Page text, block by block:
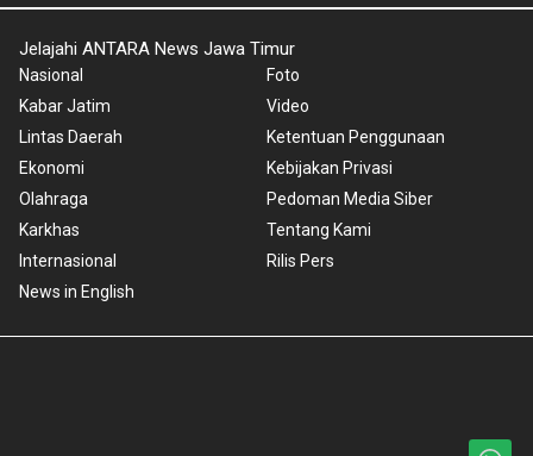
Jelajahi ANTARA News Jawa Timur
Nasional
Kabar Jatim
Lintas Daerah
Ekonomi
Olahraga
Karkhas
Internasional
News in English
Foto
Video
Ketentuan Penggunaan
Kebijakan Privasi
Pedoman Media Siber
Tentang Kami
Rilis Pers